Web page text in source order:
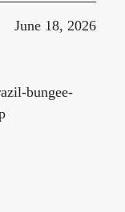
June 18, 2026